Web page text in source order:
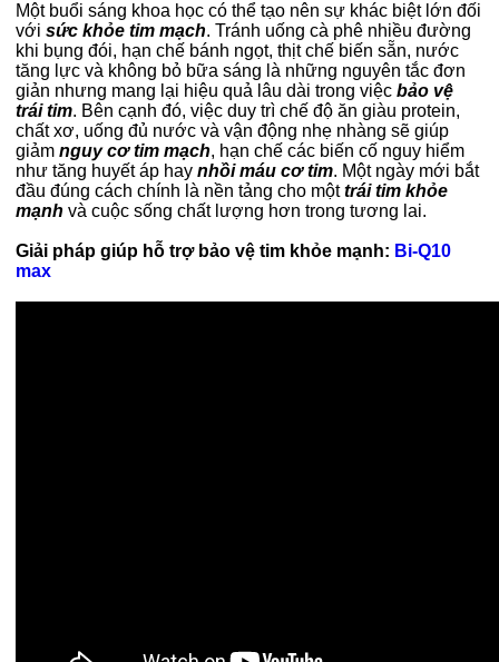
Một buổi sáng khoa học có thể tạo nên sự khác biệt lớn đối
với sức khỏe tim mạch. Tránh uống cà phê nhiều đường
khi bụng đói, hạn chế bánh ngọt, thịt chế biến sẵn, nước
tăng lực và không bỏ bữa sáng là những nguyên tắc đơn
giản nhưng mang lại hiệu quả lâu dài trong việc bảo vệ
trái tim. Bên cạnh đó, việc duy trì chế độ ăn giàu protein,
chất xơ, uống đủ nước và vận động nhẹ nhàng sẽ giúp
giảm nguy cơ tim mạch, hạn chế các biến cố nguy hiểm
như tăng huyết áp hay nhồi máu cơ tim. Một ngày mới bắt
đầu đúng cách chính là nền tảng cho mộttrái tim khỏe
mạnh và cuộc sống chất lượng hơn trong tương lai.
Giải pháp giúp hỗ trợ bảo vệ tim khỏe mạnh: Bi-Q10
max